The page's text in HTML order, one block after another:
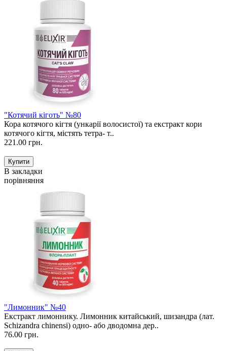
"Котячий кіготь" №80
Кора котячого кігтя (ункарії волосистої) та екстракт кори
котячого кігтя, містять тетра- т..
221.00 грн.
В закладки
порівняння
"Лимонник" №40
Екстракт лимоннику. Лимонник китайський, шизандра (лат.
Schizandra chinensi) одно- або дводомна дер..
76.00 грн.